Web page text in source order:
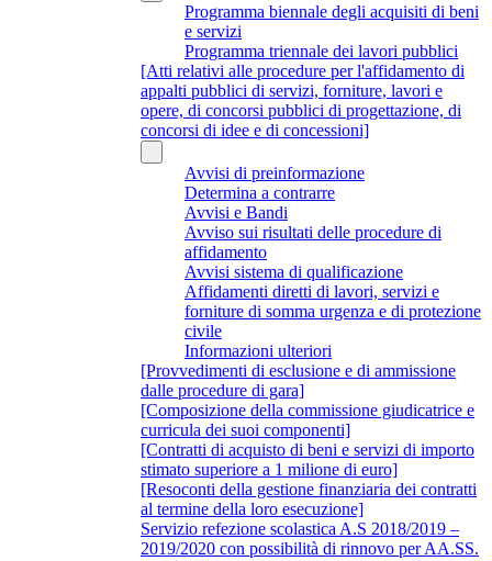
Programma biennale degli acquisiti di beni
e servizi
Programma triennale dei lavori pubblici
[Atti relativi alle procedure per l'affidamento di
appalti pubblici di servizi, forniture, lavori e
opere, di concorsi pubblici di progettazione, di
concorsi di idee e di concessioni]
Avvisi di preinformazione
Determina a contrarre
Avvisi e Bandi
Avviso sui risultati delle procedure di
affidamento
Avvisi sistema di qualificazione
Affidamenti diretti di lavori, servizi e
forniture di somma urgenza e di protezione
civile
Informazioni ulteriori
[Provvedimenti di esclusione e di ammissione
dalle procedure di gara]
[Composizione della commissione giudicatrice e
curricula dei suoi componenti]
[Contratti di acquisto di beni e servizi di importo
stimato superiore a 1 milione di euro]
[Resoconti della gestione finanziaria dei contratti
al termine della loro esecuzione]
Servizio refezione scolastica A.S 2018/2019 –
2019/2020 con possibilità di rinnovo per AA.SS.